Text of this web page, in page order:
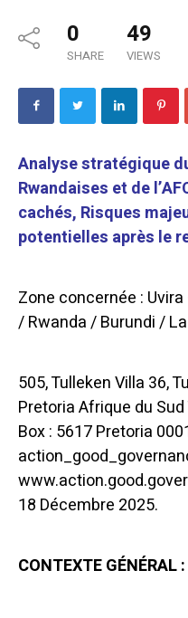
0
SHARE
49
VIEWS
Analyse stratégique
Rwandaises et de
cachés, Risques
potentielles après le
Zone concernée :
/ Rwanda / Burundi /
505, Tulleken Villa 36,
Pretoria Afrique du
Box : 5617 Pretoria
18 Décembre 2025.
CONTEXTE GÉNÉRAL :